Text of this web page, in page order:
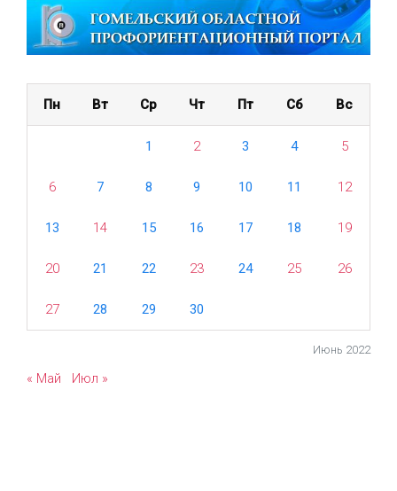
Июнь 2022
Пн Вт Ср Чт Пт Сб Вс
1 2 3 4 5
6 7 8 9 10 11 12
13 14 15 16 17 18 19
20 21 22 23 24 25 26
27 28 29 30
« Май Июл »